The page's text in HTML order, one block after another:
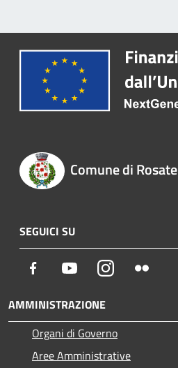
Comune di Rosate
SEGUICI SU
Facebook YoutubeInstagram
AMMINISTRAZIONE
Organi di Governo
Aree Amministrative